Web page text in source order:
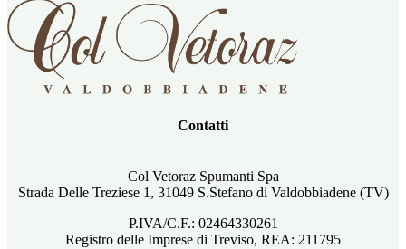
Contatti
Col Vetoraz Spumanti Spa
Strada Delle Treziese 1, 31049 S.Stefano di Valdobbiadene (TV)
P.IVA/C.F.: 02464330261
Registro delle Imprese di Treviso, REA: 211795